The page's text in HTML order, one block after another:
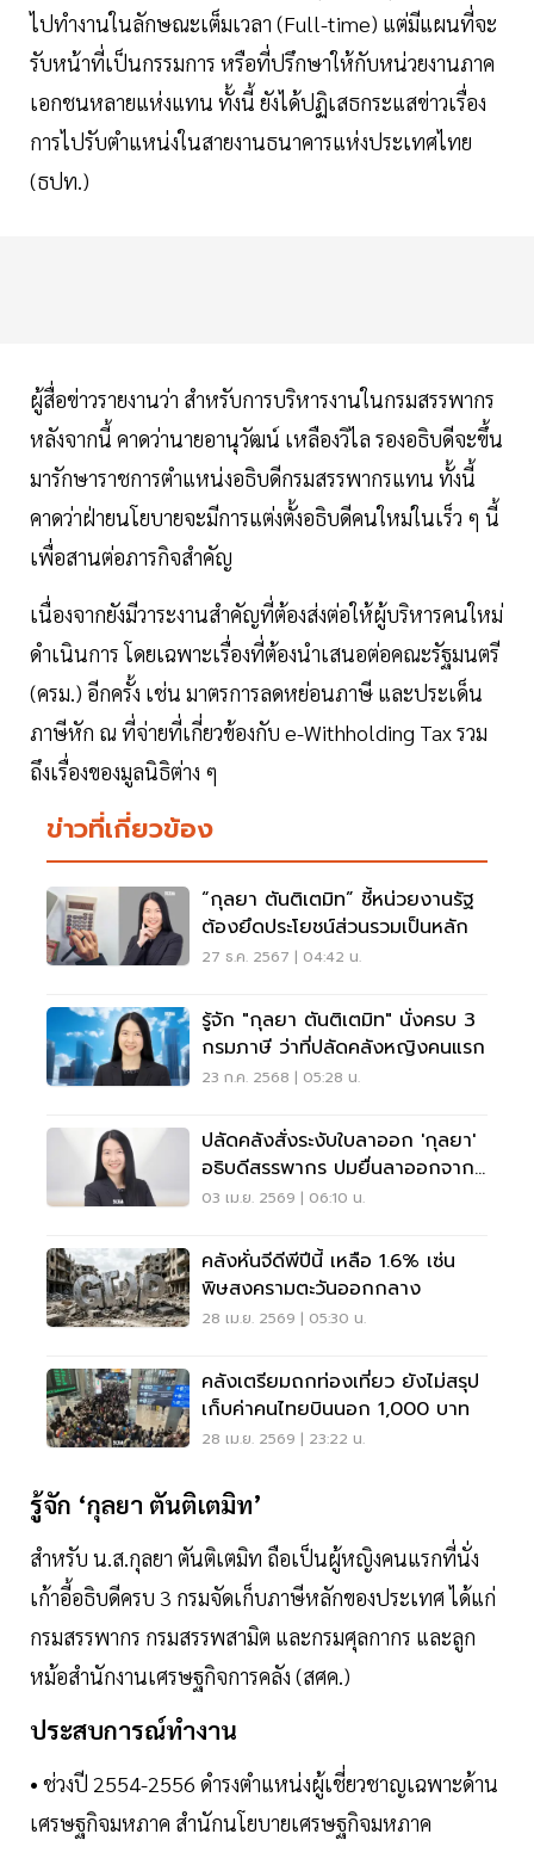
ไปทำงานในลักษณะเต็มเวลา (Full-time) แต่มีแผนที่จะ
รับหน้าที่เป็นกรรมการ หรือที่ปรึกษาให้กับหน่วยงานภาค
เอกชนหลายแห่งแทน ทั้งนี้ ยังได้ปฏิเสธกระแสข่าวเรื่อง
การไปรับตำแหน่งในสายงานธนาคารแห่งประเทศไทย
(ธปท.)
ผู้สื่อข่าวรายงานว่า สำหรับการบริหารงานในกรมสรรพากร
หลังจากนี้ คาดว่านายอานุวัฒน์ เหลืองวิไล รองอธิบดีจะขึ้น
มารักษาราชการตำแหน่งอธิบดีกรมสรรพากรแทน ทั้งนี้
คาดว่าฝ่ายนโยบายจะมีการแต่งตั้งอธิบดีคนใหม่ในเร็ว ๆ นี้
เพื่อสานต่อภารกิจสำคัญ
เนื่องจากยังมีวาระงานสำคัญที่ต้องส่งต่อให้ผู้บริหารคนใหม่
ดำเนินการ โดยเฉพาะเรื่องที่ต้องนำเสนอต่อคณะรัฐมนตรี
(ครม.) อีกครั้ง เช่น มาตรการลดหย่อนภาษี และประเด็น
ภาษีหัก ณ ที่จ่ายที่เกี่ยวข้องกับ e-Withholding Tax รวม
ถึงเรื่องของมูลนิธิต่าง ๆ
ข่าวที่เกี่ยวข้อง
“กุลยา ตันติเตมิท” ชี้หน่วยงานรัฐ
ต้องยึดประโยชน์ส่วนรวมเป็นหลัก
27 ธ.ค. 2567 | 04:42 น.
รู้จัก "กุลยา ตันติเตมิท" นั่งครบ 3
กรมภาษี ว่าที่ปลัดคลังหญิงคนแรก
23 ก.ค. 2568 | 05:28 น.
ปลัดคลังสั่งระงับใบลาออก 'กุลยา'
อธิบดีสรรพากร ปมยื่นลาออกจาก
ราชการ
03 เม.ย. 2569 | 06:10 น.
คลังหั่นจีดีพีปีนี้ เหลือ 1.6% เซ่น
พิษสงครามตะวันออกกลาง
28 เม.ย. 2569 | 05:30 น.
คลังเตรียมถกท่องเที่ยว ยังไม่สรุป
เก็บค่าคนไทยบินนอก 1,000 บาท
28 เม.ย. 2569 | 23:22 น.
รู้จัก ‘กุลยา ตันติเตมิท’
สำหรับ น.ส.กุลยา ตันติเตมิท ถือเป็นผู้หญิงคนแรกที่นั่ง
เก้าอี้อธิบดีครบ 3 กรมจัดเก็บภาษีหลักของประเทศ ได้แก่
กรมสรรพากร กรมสรรพสามิต และกรมศุลกากร และลูก
หม้อสำนักงานเศรษฐกิจการคลัง (สศค.)
ประสบการณ์ทำงาน
• ช่วงปี 2554-2556 ดำรงตำแหน่งผู้เชี่ยวชาญเฉพาะด้าน
เศรษฐกิจมหภาค สำนักนโยบายเศรษฐกิจมหภาค